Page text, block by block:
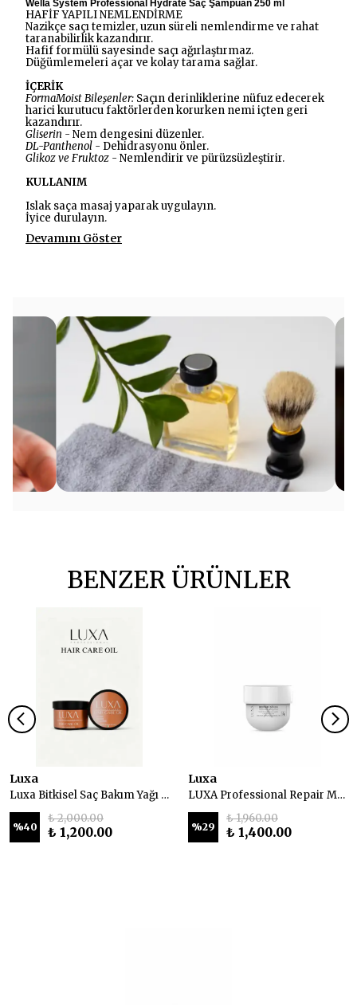
Wella System Professional Hydrate Saç Şampuan 250 ml
HAFİF YAPILI NEMLENDİRME
Nazikçe saçı temizler, uzun süreli nemlendirme ve rahat
taranabilirlik kazandırır.
Hafif formülü sayesinde saçı ağırlaştırmaz.
Düğümlemeleri açar ve kolay tarama sağlar.
İÇERİK
FormaMoist Bileşenler: Saçın derinliklerine nüfuz edecerek
harici kurutucu faktörlerden korurken nemi içten geri
kazandırır.
Gliserin - Nem dengesini düzenler.
DL-Panthenol - Dehidrasyonu önler.
Glikoz ve Fruktoz - Nemlendirir ve pürüzsüzleştirir.
KULLANIM
Islak saça masaj yaparak uygulayın.
İyice durulayın.
Devamını Göster
BENZER ÜRÜNLER
Luxa
Luxa Bitkisel Saç Bakım Yağı 230 ml
%40
₺ 2,000.00
₺ 1,200.00
Luxa
LUXA Professional Repair Maske 250 ml
%29
₺ 1,960.00
₺ 1,400.00